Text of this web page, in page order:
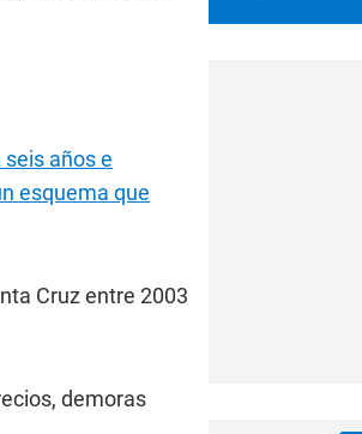
años e
esquema que
Cruz entre 2003
demoras